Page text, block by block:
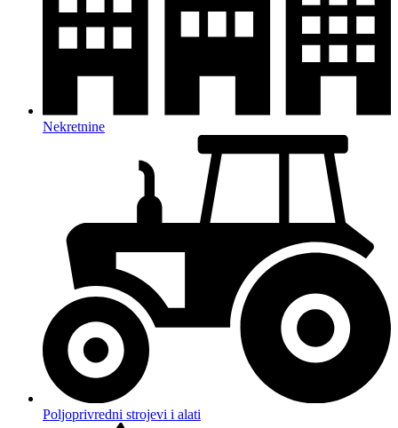
Nekretnine
Poljoprivredni strojevi i alati